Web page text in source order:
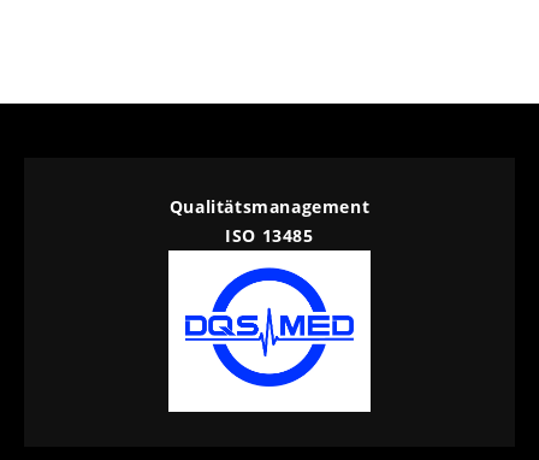
Qualitätsmanagement
ISO 13485